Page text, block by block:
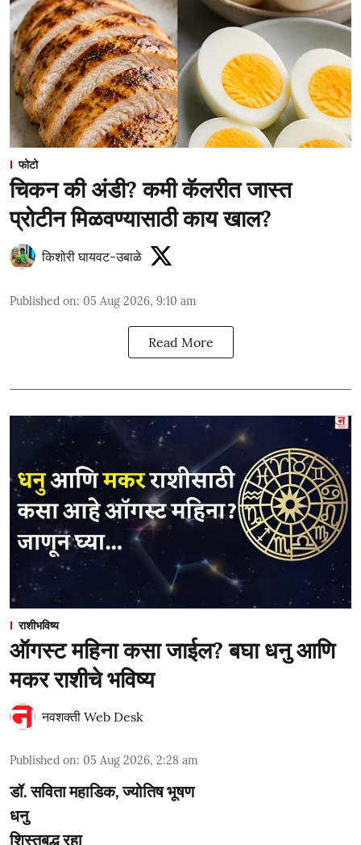
फोटो
चिकन की अंडी? कमी कॅलरीत जास्त
प्रोटीन मिळवण्यासाठी काय खाल?
किशोरी घायवट-उबाळे
Published on: 05 Aug 2026, 9:10 am
Read More
राशीभविष्य
ऑगस्ट महिना कसा जाईल? बघा धनु आणि
मकर राशीचे भविष्य
नवशक्ती Web Desk
Published on: 05 Aug 2026, 2:28 am
डॉ. सविता महाडिक, ज्योतिष भूषण
धनु
शिस्तबद्ध रहा